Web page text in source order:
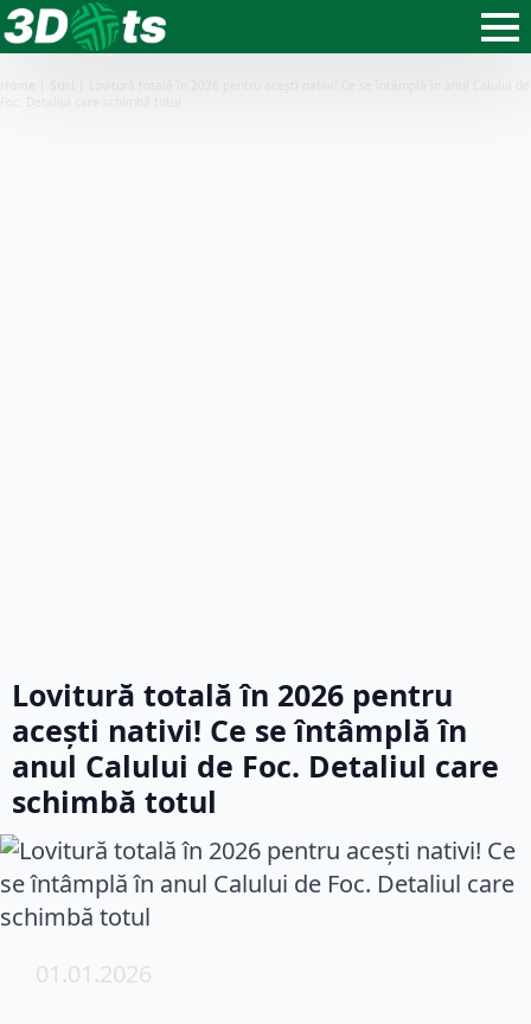
Lovitură totală în 2026 pentru
acești nativi! Ce se întâmplă în
anul Calului de Foc. Detaliul care
schimbă totul
01.01.2026